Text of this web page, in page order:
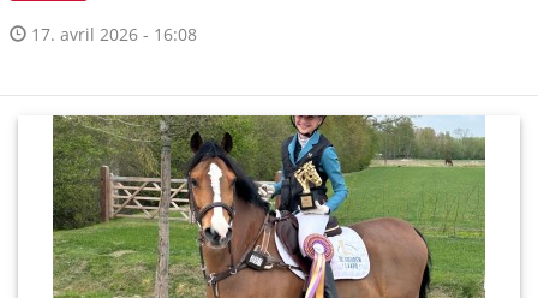
17. avril 2026 - 16:08